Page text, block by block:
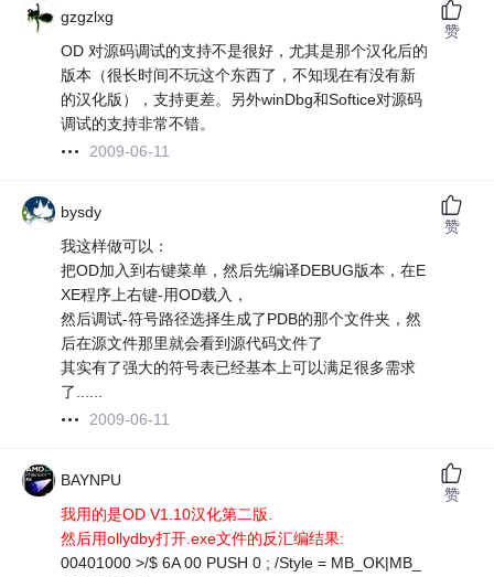
gzgzlxg
OD 对源码调试的支持不是很好，尤其是那个汉化后的
版本（很长时间不玩这个东西了，不知现在有没有新
的汉化版），支持更差。另外winDbg和Softice对源码
调试的支持非常不错。
2009-06-11
赞
bysdy
我这样做可以：
把OD加入到右键菜单，然后先编译DEBUG版本，在E
XE程序上右键-用OD载入，
然后调试-符号路径选择生成了PDB的那个文件夹，然
后在源文件那里就会看到源代码文件了
其实有了强大的符号表已经基本上可以满足很多需求
了......
2009-06-11
赞
BAYNPU
我用的是OD V1.10汉化第二版.
然后用ollydby打开.exe文件的反汇编结果:
00401000 >/$ 6A 00 PUSH 0 ; /Style = MB_OK|MB_
赞